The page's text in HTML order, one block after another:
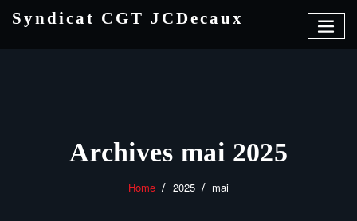
Syndicat CGT JCDecaux
Archives mai 2025
Home 2025 mai